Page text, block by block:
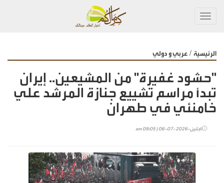
الرئيسية / عربي و دولي
"حشود غفيرة" من المشيعين.. إيران
تبدأ مراسم تشييع جنازة المرشد علي
خامنئي في طهران
الإثنين-2026-07-06 | 09:05 am